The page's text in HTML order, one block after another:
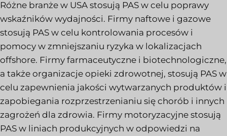
Różne branże w USA stosują PAS w celu poprawy
wskaźników wydajności. Firmy naftowe i gazowe
stosują PAS w celu kontrolowania procesów i
pomocy w zmniejszaniu ryzyka w lokalizacjach
offshore. Firmy farmaceutyczne i biotechnologiczne,
a także organizacje opieki zdrowotnej, stosują PAS w
celu zapewnienia jakości wytwarzanych produktów i
zapobiegania rozprzestrzenianiu się chorób i innych
zagrożeń dla zdrowia. Firmy motoryzacyjne stosują
PAS w liniach produkcyjnych w odpowiedzi na